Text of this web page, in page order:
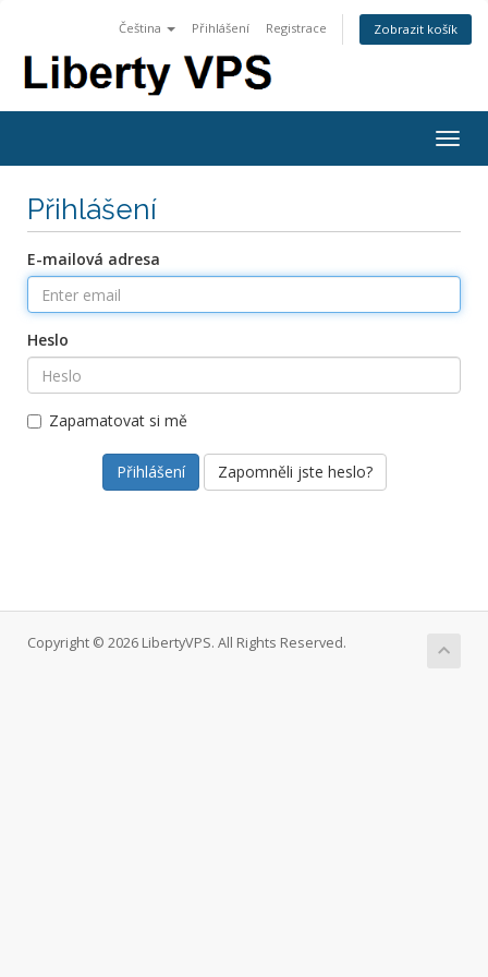
Čeština Přihlášení Registrace Zobrazit košík
Přihlášení
E-mailová adresa
Heslo
Zapamatovat si mě
Zapomněli jste heslo?
Copyright © 2026 LibertyVPS. All Rights Reserved.